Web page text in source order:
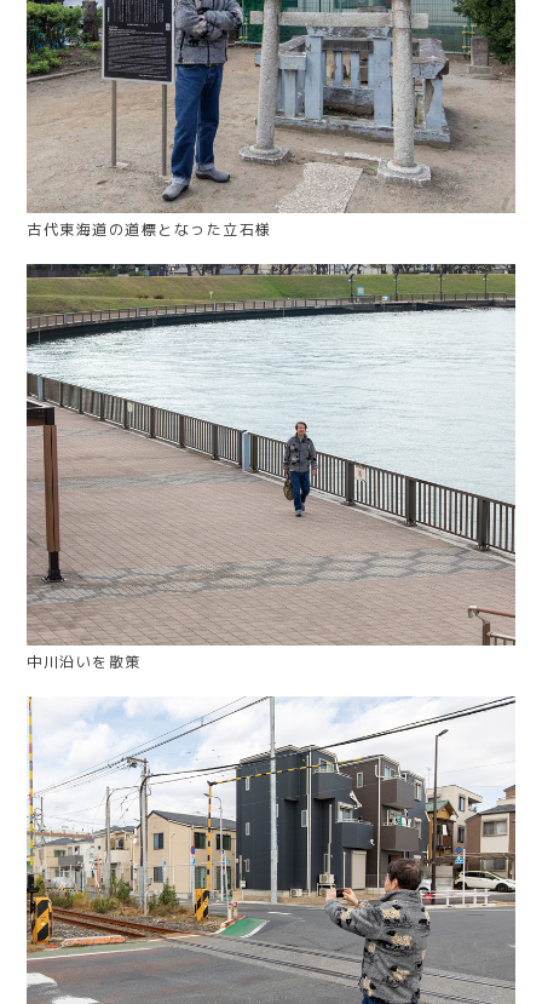
古代東海道の道標となった立石様
中川沿いを散策